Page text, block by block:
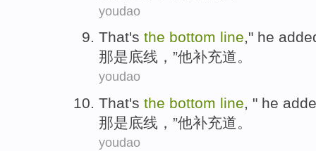
youdao
That's the bottom line," he
那是底线 ，”他补充道。
youdao
That's the bottom line, " he
那是底线 ，”他补充道。
youdao